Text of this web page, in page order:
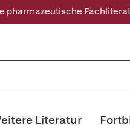
pharmazeutische
Literatur